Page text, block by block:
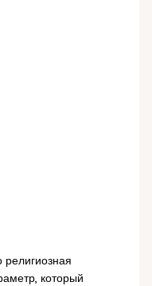
религиозная
который